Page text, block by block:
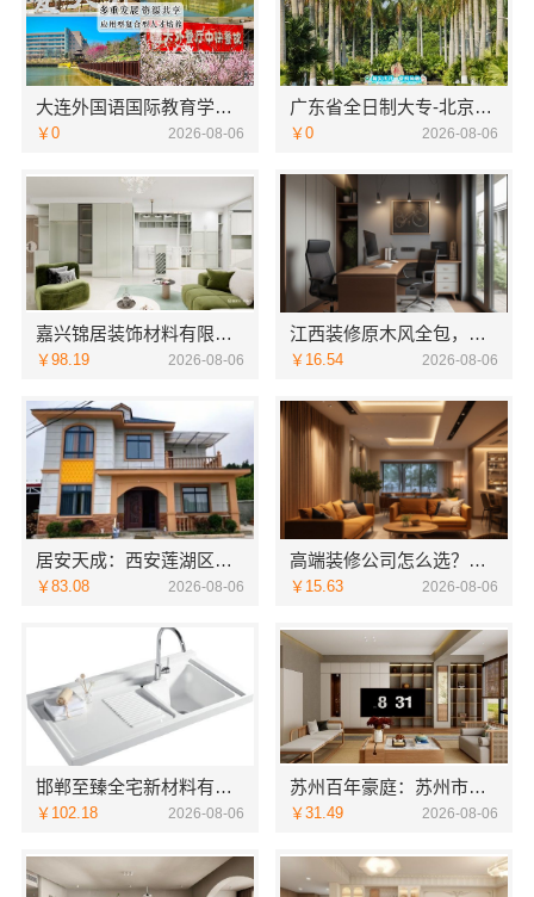
大连外国语国际教育学院航空职教学校地址欢迎咨询
￥0 2026-08-06
广东省全日制大专-北京理工大学珠海学院继续教育学院
￥0 2026-08-06
嘉兴锦居装饰材料有限公司桐乡市旧房翻新室内设计公司
￥98.19 2026-08-06
江西装修原木风全包，江西尚宅尚品新型环保材料有限公司省心无忧装修
￥16.54 2026-08-06
居安天成：西安莲湖区专业家装平层，自有施工队
￥83.08 2026-08-06
高端装修公司怎么选？南京市创亿讯品质装修优选
￥15.63 2026-08-06
邯郸至臻全宅新材料有限公司引领全宅焕新环保材料
￥102.18 2026-08-06
苏州百年豪庭：苏州市区专业家装装修多少钱
￥31.49 2026-08-06